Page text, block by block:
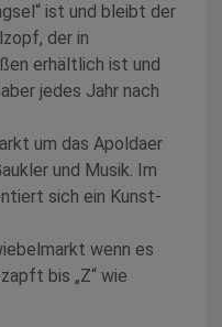
ist und bleibt der
der in
erhältlich ist und
jedes Jahr nach
um das Apoldaer
und Musik. Im
sich ein Kunst-
wenn es
bis „Z“ wie